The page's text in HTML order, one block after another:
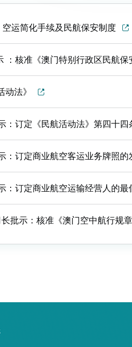
运简化手续及民航保安制度
核准《澳门特别行政区民航保
法》
：订定《民航活动法》第四十四
：订定商业航空客运业务牌照
：订定商业航空运输经营人的最
批示：核准《澳门空中航行规章